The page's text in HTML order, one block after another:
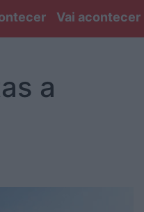
Vai acontecer
a